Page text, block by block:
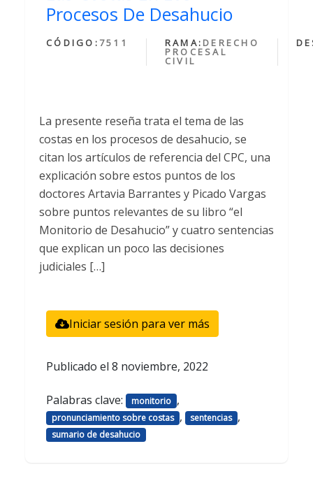
Procesos De Desahucio
CÓDIGO: 7511 RAMA: DERECHO
PROCESAL
CIVIL
La presente reseña trata el tema de las
costas en los procesos de desahucio, se
citan los artículos de referencia del CPC, una
explicación sobre estos puntos de los
doctores Artavia Barrantes y Picado Vargas
sobre puntos relevantes de su libro “el
Monitorio de Desahucio” y cuatro sentencias
que explican un poco las decisiones
judiciales […]
Iniciar sesión para ver más
Publicado el 8 noviembre, 2022
Palabras clave: monitorio ,
pronunciamiento sobre costas , sentencias ,
sumario de desahucio